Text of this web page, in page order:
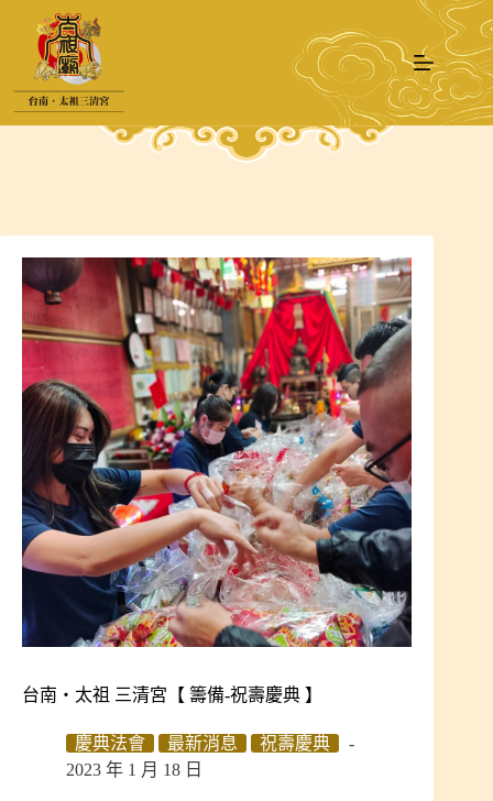
要
台南‧太祖 三清宮【 籌備-祝壽慶典 】
慶典法會 最新消息
祝壽慶典
2023 年 1 月 18 日